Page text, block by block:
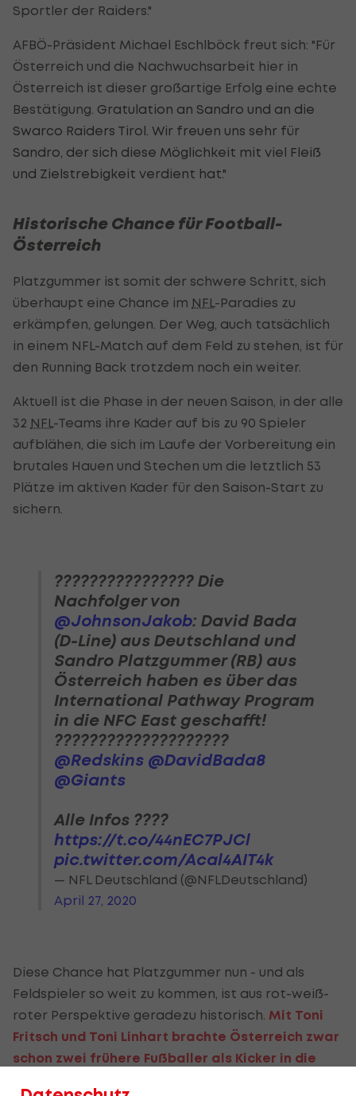
Sportler der Raiders."
AFBÖ-Präsident Michael Eschlböck freut sich: "Für
Österreich und die Nachwuchsarbeit hier in
Österreich ist dieser großartige Erfolg eine echte
Bestätigung. Gratulation an Sandro und an die
Swarco Raiders Tirol. Wir freuen uns sehr für
Sandro, der sich diese Möglichkeit mit viel Fleiß
und Zielstrebigkeit verdient hat."
Historische Chance für Football-
Österreich
Platzgummer ist somit der schwere Schritt, sich
überhaupt eine Chance im NFL -Paradies zu
erkämpfen, gelungen. Der Weg, auch tatsächlich
in einem NFL-Match auf dem Feld zu stehen, ist für
den Running Back trotzdem noch ein weiter.
Aktuell ist die Phase in der neuen Saison, in der alle
32 NFL -Teams ihre Kader auf bis zu 90 Spieler
aufblähen, die sich im Laufe der Vorbereitung ein
brutales Hauen und Stechen um die letztlich 53
Plätze im aktiven Kader für den Saison-Start zu
sichern.
???????????????? Die
Nachfolger von
@JohnsonJakob: David Bada
(D-Line) aus Deutschland und
Sandro Platzgummer (RB) aus
Österreich haben es über das
International Pathway Program
in die NFC East geschafft!
????????????????????
@Redskins @DavidBada8
@Giants
Alle Infos ????
https://t.co/44nEC7PJCl
pic.twitter.com/Acal4AIT4k
— NFL Deutschland (@NFLDeutschland)
April 27, 2020
Diese Chance hat Platzgummer nun - und als
Feldspieler so weit zu kommen, ist aus rot-weiß-
roter Perspektive geradezu historisch. Mit Toni
Fritsch und Toni Linhart brachte Österreich zwar
schon zwei frühere Fußballer als Kicker in die